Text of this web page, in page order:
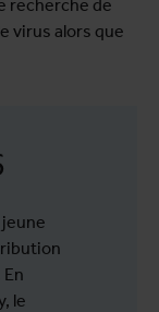
recherche de
virus alors que
le